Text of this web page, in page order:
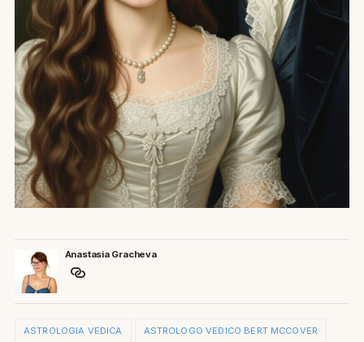
Anastasia Gracheva
ASTROLOGIA VEDICA ASTROLOGO VEDICO BERT MCCOVER